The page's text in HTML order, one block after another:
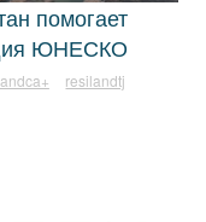
помогает
ЮНЕСКО
resilandtj